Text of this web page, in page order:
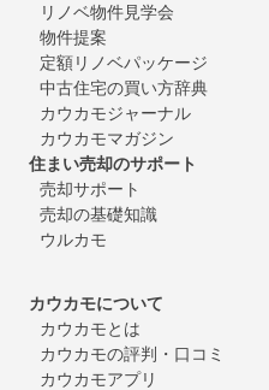
リノベ物件見学会
物件提案
定額リノベパッケージ
中古住宅の買い方辞典
カウカモジャーナル
カウカモマガジン
住まい売却のサポート
売却サポート
売却の基礎知識
ウルカモ
カウカモについて
カウカモとは
カウカモの評判・口コミ
カウカモアプリ